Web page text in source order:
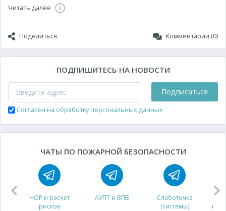
Читать далее
Поделиться Комментарии (0)
ПОДПИШИТЕСЬ НА НОВОСТИ
Подписаться
Согласен на обработку персональных данных
ЧАТЫ ПО ПОЖАРНОЙ БЕЗОПАСНОСТИ
НОР и расчет
рисков
АУПТ и ВПВ
Слаботочка
(системы)